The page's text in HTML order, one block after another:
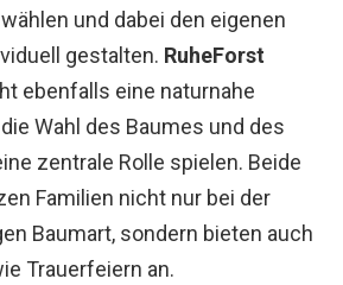
und dabei den eigenen
gestalten. RuheForst
ebenfalls eine naturnahe
Wahl des Baumes und des
zentrale Rolle spielen. Beide
Familien nicht nur bei der
Baumart, sondern bieten auch
Trauerfeiern an.